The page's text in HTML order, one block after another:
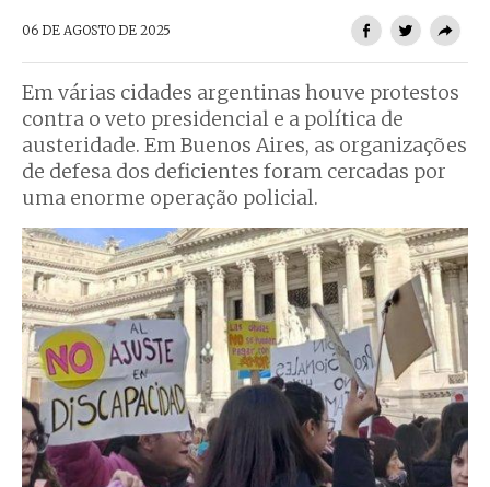
06 DE AGOSTO DE 2025
Em várias cidades argentinas houve protestos
contra o veto presidencial e a política de
austeridade. Em Buenos Aires, as organizações
de defesa dos deficientes foram cercadas por
uma enorme operação policial.